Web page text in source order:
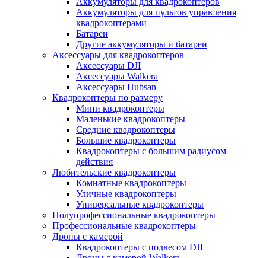
Аккумуляторы для пультов управления
квадрокоптерами
Батареи
Другие аккумуляторы и батареи
Аксессуары для квадрокоптеров
Аксессуары DJI
Аксессуары Walkera
Аксессуары Hubsan
Квадрокоптеры по размеру
Мини квадрокоптеры
Маленькие квадрокоптеры
Средние квадрокоптеры
Большие квадрокоптеры
Квадрокоптеры с большим радиусом
действия
Любительские квадрокоптеры
Комнатные квадрокоптеры
Уличные квадрокоптеры
Универсальные квадрокоптеры
Полупрофессиональные квадрокоптеры
Профессиональные квадрокоптеры
Дроны с камерой
Квадрокоптеры с подвесом DJI